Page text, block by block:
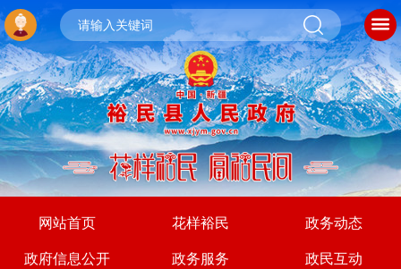
网站首页 花样裕民 政务动态
政府信息公开 政务服务 政民互动